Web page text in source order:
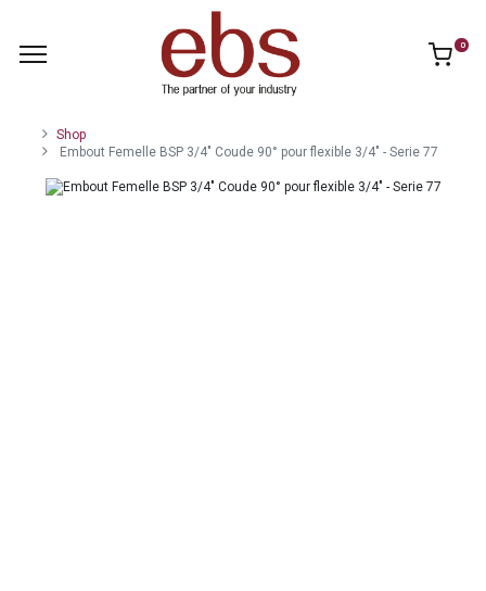
0
Shop
Embout Femelle BSP 3/4" Coude 90° pour flexible 3/4" - Serie 77